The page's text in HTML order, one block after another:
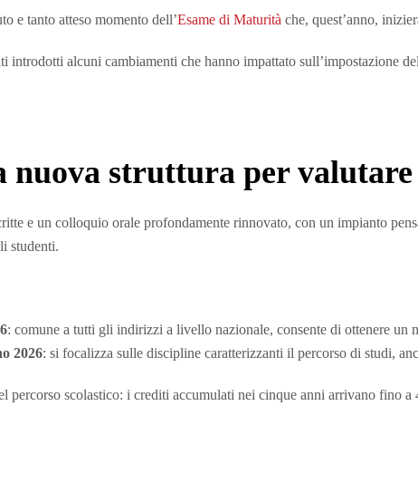
e tanto atteso momento dell’Esame di Maturità che, quest’anno,
introdotti alcuni cambiamenti che hanno impattato sull’impostazione
struttura per valutare
e un colloquio orale profondamente rinnovato, con un impianto
studenti.
: comune a tutti gli indirizzi a livello nazionale, consente di ottenere un
2026: si focalizza sulle discipline caratterizzanti il percorso di studi,
percorso scolastico: i crediti accumulati nei cinque anni arrivano fino